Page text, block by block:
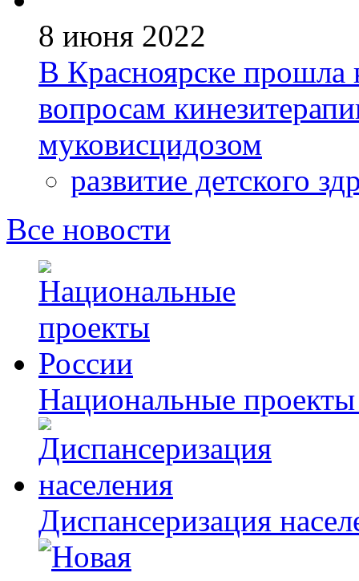
8 июня 2022
В Красноярске прошла
вопросам
муковисцидозом
развитие детского
Все новости
Национальные
Диспансеризация